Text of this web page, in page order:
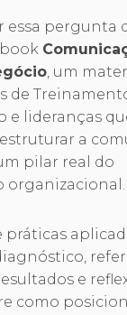
essa pergunta
, um
de
e lideranças
a
pilar real do
organizacional.
e
como